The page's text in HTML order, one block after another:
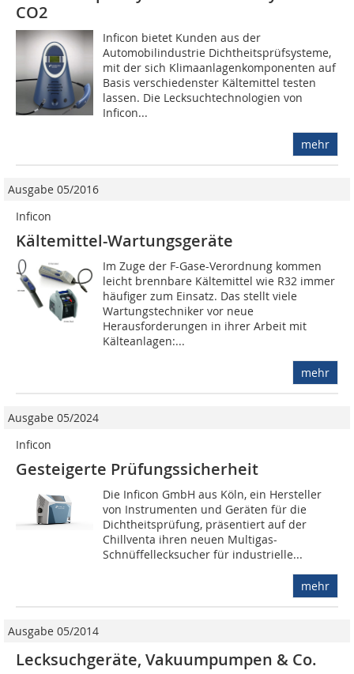
CO2
Inficon bietet Kunden aus der
Automobilindustrie Dichtheitsprüfsysteme,
mit der sich Klimaanlagenkomponenten auf
Basis verschiedenster Kältemittel testen
lassen. Die Lecksuchtechnologien von
Inficon...
mehr
Ausgabe 05/2016
Inficon
Kältemittel-Wartungsgeräte
Im Zuge der F-Gase-Verordnung kommen
leicht brennbare Kältemittel wie R32 immer
häufiger zum Einsatz. Das stellt viele
Wartungstechniker vor neue
Herausforderungen in ihrer Arbeit mit
Kälteanlagen:...
mehr
Ausgabe 05/2024
Inficon
Gesteigerte Prüfungssicherheit
Die Inficon GmbH aus Köln, ein Hersteller
von Instrumenten und Geräten für die
Dichtheitsprüfung, präsentiert auf der
Chillventa ihren neuen Multigas-
Schnüffellecksucher für industrielle...
mehr
Ausgabe 05/2014
Lecksuchgeräte, Vakuumpumpen & Co.